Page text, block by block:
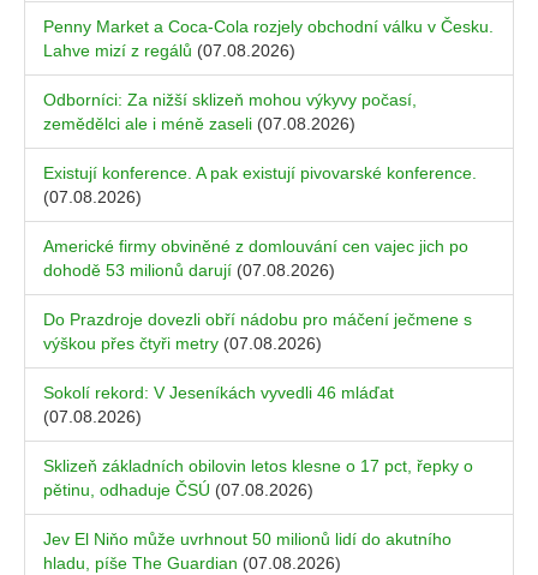
Penny Market a Coca-Cola rozjely obchodní válku v Česku.
Lahve mizí z regálů (07.08.2026)
Odborníci: Za nižší sklizeň mohou výkyvy počasí,
zemědělci ale i méně zaseli (07.08.2026)
Existují konference. A pak existují pivovarské konference.
(07.08.2026)
Americké firmy obviněné z domlouvání cen vajec jich po
dohodě 53 milionů darují (07.08.2026)
Do Prazdroje dovezli obří nádobu pro máčení ječmene s
výškou přes čtyři metry (07.08.2026)
Sokolí rekord: V Jeseníkách vyvedli 46 mláďat
(07.08.2026)
Sklizeň základních obilovin letos klesne o 17 pct, řepky o
pětinu, odhaduje ČSÚ (07.08.2026)
Jev El Niňo může uvrhnout 50 milionů lidí do akutního
hladu, píše The Guardian (07.08.2026)